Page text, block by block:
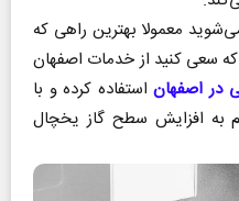
معمولا بهترین راهی که
سعی کنید از خدمات اصفهان
در اصفهاناستفاده کرده و با
به افزایش سطح گاز یخچال